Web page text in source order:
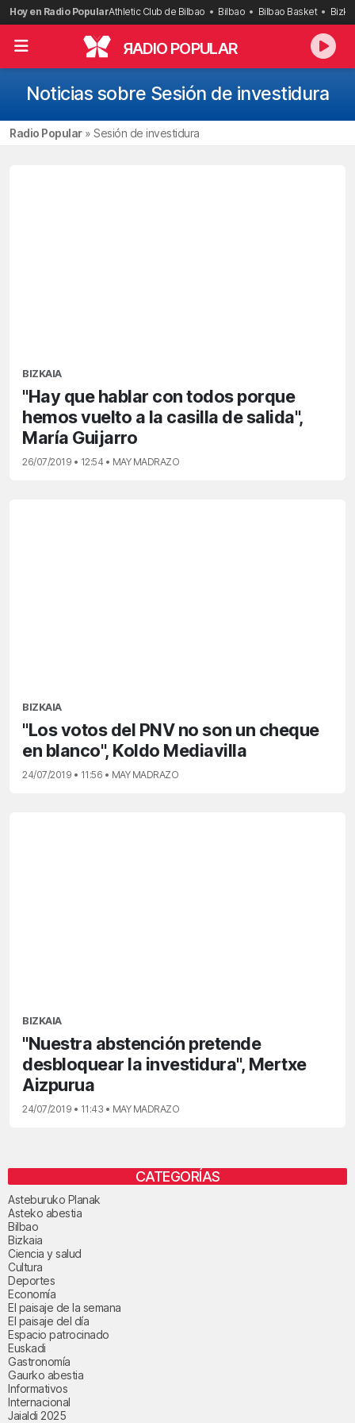
Saltar
al
contenido
Hoy en Radio PopularAthletic Club de Bilbao Bilbao Bilbao Basket
RADIO POPULAR
Noticias sobre Sesión de investidura
Radio Popular» Sesión de investidura
BIZKAIA
"Hay que hablar con todos porque
hemos vuelto a la casilla de salida",
María Guijarro
26/07/2019 • 12:54 • MAY MADRAZO
BIZKAIA
"Los votos del PNV no son un cheque
en blanco", Koldo Mediavilla
24/07/2019 • 11:56 • MAY MADRAZO
BIZKAIA
"Nuestra abstención pretende
desbloquear la investidura", Mertxe
Aizpurua
24/07/2019 • 11:43 • MAY MADRAZO
CATEGORÍAS
Asteburuko Planak
Asteko abestia
Bilbao
Bizkaia
Ciencia y salud
Cultura
Deportes
Economía
El paisaje de la semana
El paisaje del día
Espacio patrocinado
Euskadi
Gastronomía
Gaurko abestia
Informativos
Internacional
Jaialdi 2025